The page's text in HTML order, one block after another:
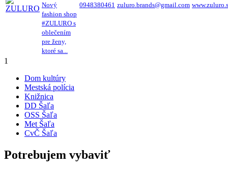
Nový
fashion shop
#ZULURO s
oblečením
pre ženy,
ktoré sa...
0948380461 zuluro.brands@gmail.com
1
Dom kultúry
Mestská polícia
Knižnica
DD Šaľa
OSS Šaľa
Met Šaľa
CvČ Šaľa
Potrebujem vybaviť